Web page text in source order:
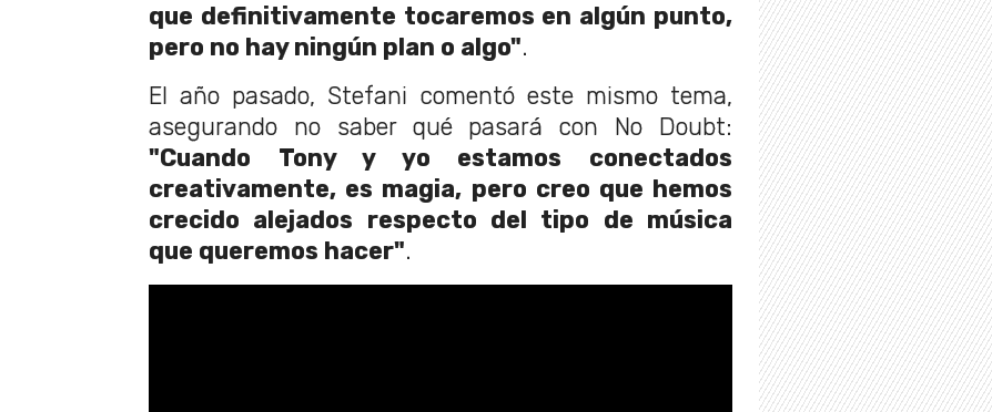
que definitivamente tocaremos en algún punto,
pero no hay ningún plan o algo".
El año pasado, Stefani comentó este mismo tema,
asegurando no saber qué pasará con No Doubt:
"Cuando Tony y yo estamos conectados
creativamente, es magia, pero creo que hemos
crecido alejados respecto del tipo de música
que queremos hacer".